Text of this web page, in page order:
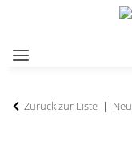
Zurück zur Liste Neu